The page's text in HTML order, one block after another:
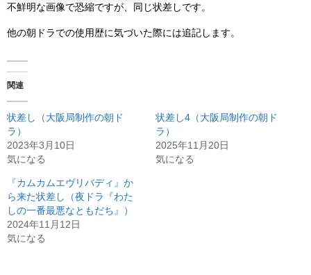
不鮮明な画像で恐縮ですが、同じ状差しです。
他の朝ドラでの使用歴に気づいた際には追記します。
関連
状差し（大阪局制作の朝ド
ラ）
2023年3月10日
気になる
状差し4（大阪局制作の朝ド
ラ）
2025年11月20日
気になる
『カムカムエヴリバディ』か
ら来た状差し（夜ドラ『わた
しの一番最悪なともだち』）
2024年11月12日
気になる